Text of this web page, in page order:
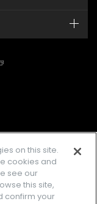
twitter
on this site.
cookies and
see our
this site,
confirm your